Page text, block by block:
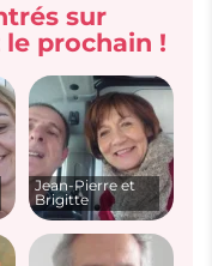
sur
le prochain !
Jean-Pierre et
Brigitte